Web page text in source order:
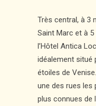
Très central, à 3
Saint Marc et à
l’Hôtel Antica
idéalement situé
étoiles de
une des rues les
plus connues de